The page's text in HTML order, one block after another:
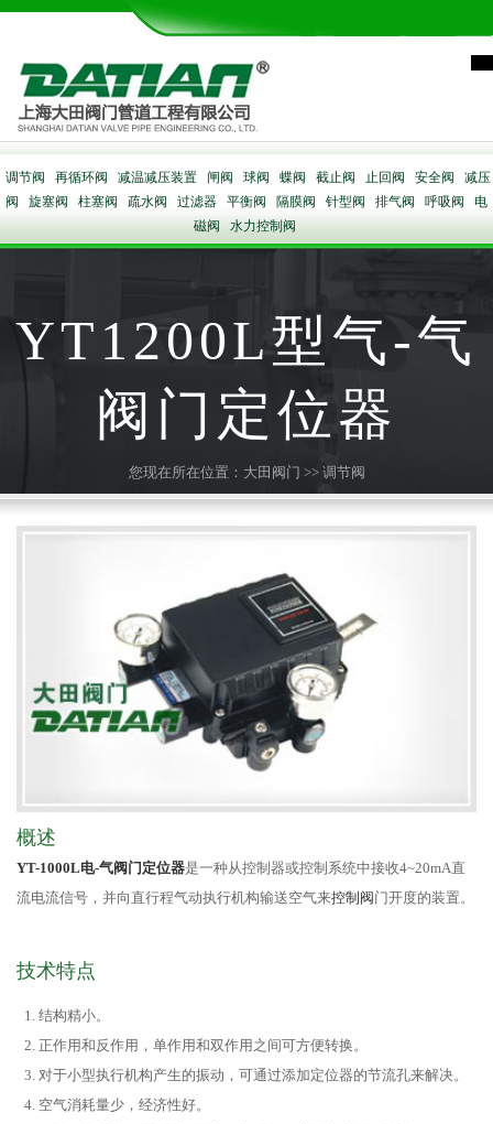
调节阀 再循环阀 减温减压装置 闸阀 球阀 蝶阀 截止阀 止回阀 安全阀
减压
阀
旋塞阀 柱塞阀 疏水阀 过滤器 平衡阀 隔膜阀 针型阀 排气阀 呼吸阀
电
磁阀
水力控制阀
YT1200L型气-气
阀门定位器
您现在所在位置： 大田阀门 >> 调节阀
概述
YT-1000L电-气阀门定位器是一种从控制器或控制系统中接收4~20mA直
流电流信号，并向直行程气动执行机构输送空气来控制阀门开度的装置。
技术特点
结构精小。
正作用和反作用，单作用和双作用之间可方便转换。
对于小型执行机构产生的振动，可通过添加定位器的节流孔来解决。
空气消耗量少，经济性好。